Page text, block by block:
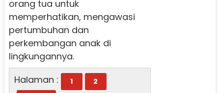
orang tua untuk
memperhatikan, mengawasi
pertumbuhan dan
perkembangan anak di
lingkungannya.
Halaman :
1
2